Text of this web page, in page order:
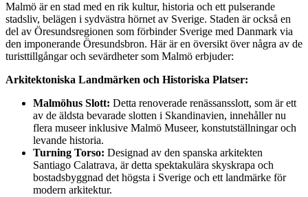
Malmö är en stad med en rik kultur, historia och ett pulserande
stadsliv, belägen i sydvästra hörnet av Sverige. Staden är också en
del av Öresundsregionen som förbinder Sverige med Danmark via
den imponerande Öresundsbron. Här är en översikt över några av de
turisttillgångar och sevärdheter som Malmö erbjuder:
Arkitektoniska Landmärken och Historiska Platser:
Malmöhus Slott: Detta renoverade renässansslott, som är ett
av de äldsta bevarade slotten i Skandinavien, innehåller nu
flera museer inklusive Malmö Museer, konstutställningar och
levande historia.
Turning Torso: Designad av den spanska arkitekten
Santiago Calatrava, är detta spektakulära skyskrapa och
bostadsbyggnad det högsta i Sverige och ett landmärke för
modern arkitektur.